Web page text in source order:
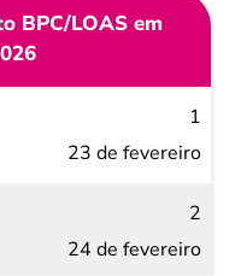
BPC/LOAS em
1
23 de fevereiro
2
24 de fevereiro